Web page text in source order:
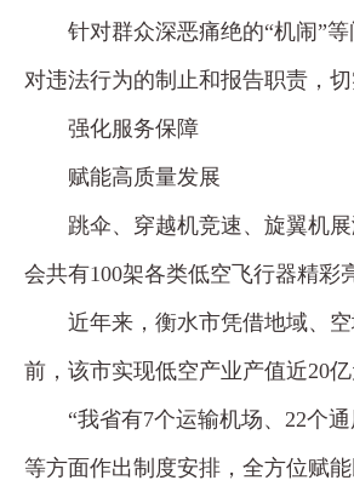
针对群众深恶痛绝的“机闹”
对违法行为的制止和报告职责，切
强化服务保障
赋能高质量发展
跳伞、穿越机竞速、旋翼机
会共有100架各类低空飞行器精彩
近年来，衡水市凭借地域、
前，该市实现低空产业产值近20
“我省有7个运输机场、22个
等方面作出制度安排，全方位赋